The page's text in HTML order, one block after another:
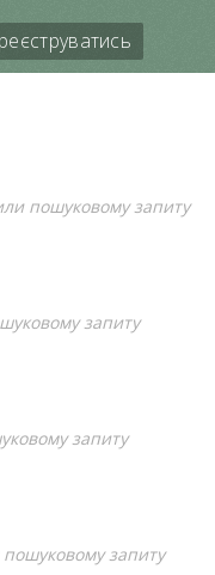
пошуковому запиту
запиту
запиту
запиту